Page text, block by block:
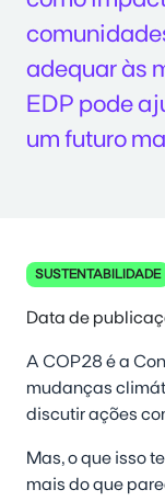
adequar às
EDP pode
um futuro
SUSTENTABILIDADE
Data de
A COP28 é a
mudanças
discutir ações
Mas, o que isso
mais do que